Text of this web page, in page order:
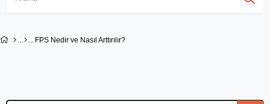
FPS Nedir ve Nasıl Arttırılır?